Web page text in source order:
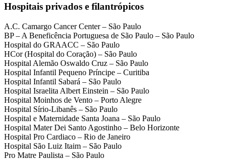
Hospitais privados e filantrópicos
A.C. Camargo Cancer Center – São Paulo
BP – A Beneficência Portuguesa de São Paulo – São Paulo
Hospital do GRAACC – São Paulo
HCor (Hospital do Coração) – São Paulo
Hospital Alemão Oswaldo Cruz – São Paulo
Hospital Infantil Pequeno Príncipe – Curitiba
Hospital Infantil Sabará – São Paulo
Hospital Israelita Albert Einstein – São Paulo
Hospital Moinhos de Vento – Porto Alegre
Hospital Sírio-Libanês – São Paulo
Hospital e Maternidade Santa Joana – São Paulo
Hospital Mater Dei Santo Agostinho – Belo Horizonte
Hospital Pro Cardiaco – Rio de Janeiro
Hospital São Luiz Itaim – São Paulo
Pro Matre Paulista – São Paulo